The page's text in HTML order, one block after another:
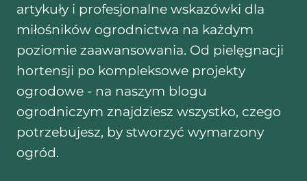
artykuły i profesjonalne wskazówki dla
miłośników ogrodnictwa na każdym
poziomie zaawansowania. Od pielęgnacji
hortensji po kompleksowe projekty
ogrodowe - na naszym blogu
ogrodniczym znajdziesz wszystko, czego
potrzebujesz, by stworzyć wymarzony
ogród.